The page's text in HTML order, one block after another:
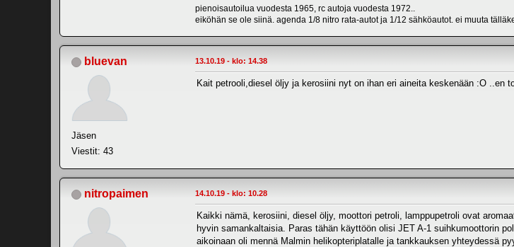
pienoisautoilua vuodesta 1965, rc autoja vuodesta 1972..
eiköhän se ole siinä. agenda 1/8 nitro rata-autot ja 1/12 sähköautot. ei muuta
bluevan
Jäsen
Viestit: 43
13.10.19 - klo: 14.38
Kait petrooli,diesel öljy ja kerosiini nyt on ihan eri aineita keskenään :O
nitropaimen 14.10.19 - klo: 10.28
Kaikki nämä, kerosiini, diesel öljy, moottori petroli, lamppupetroli ovat
hyvin samankaltaisia. Paras tähän käyttöön olisi JET A-1 suihkumoottorin
aikoinaan oli mennä Malmin helikopteriplatalle ja tankkauksen yhteydessä